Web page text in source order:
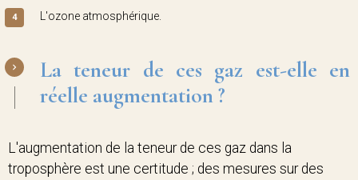
L'ozone atmosphérique.
La teneur de ces gaz est-elle en
réelle augmentation ?
L'augmentation de la teneur de ces gaz dans la
troposphère est une certitude ; des mesures sur des